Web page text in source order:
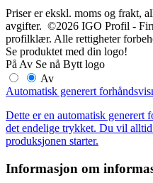
Priser er ekskl. moms og frakt,
avgifter. ©2026 IGO Profil -
profilklær. Alle rettigheter
Se produktet med din logo!
På Av Se nå Bytt logo
Av
Automatisk generert
Dette er en automatisk generert
det endelige trykket. Du vil
produksjonen starter.
Informasjon om